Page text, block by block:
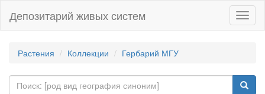
Депозитарий живых систем
Растения Коллекции Гербарий МГУ